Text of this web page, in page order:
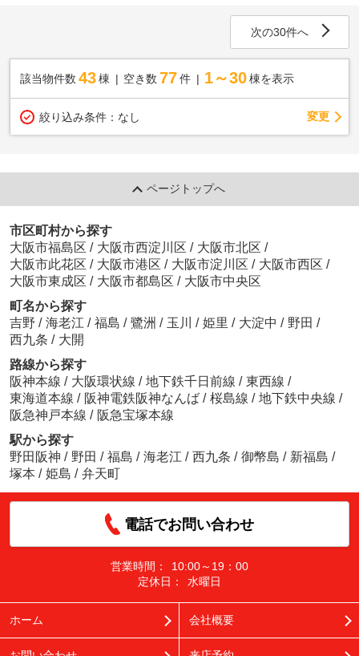
次の30件へ
該当物件数 43棟 空き数 77 件 1～30 棟を表示
絞り込み条件： なし 変更
ページトップへ
市区町村から探す
大阪市福島区 / 大阪市西淀川区 / 大阪市北区 /
大阪市此花区 / 大阪市港区 / 大阪市淀川区 / 大阪市西区 /
大阪市東成区 / 大阪市都島区 / 大阪市中央区
町名から探す
吉野 / 海老江 / 福島 / 鷺洲 / 玉川 / 姫里 / 大淀中 / 野田 /
西九条 / 大開
路線から探す
阪神本線 / 大阪環状線 / 地下鉄千日前線 / 東西線 /
東海道本線 / 阪神電鉄阪神なんば / 桜島線 / 地下鉄中央線 /
阪急神戸本線 / 阪急宝塚本線
駅から探す
野田阪神 / 野田 / 福島 / 海老江 / 西九条 / 御幣島 / 新福島 /
塚本 / 姫島 / 弁天町
電話でお問い合わせ
営業時間：
10:00～19：00
定休日：
水曜日
ホーム 会社概要